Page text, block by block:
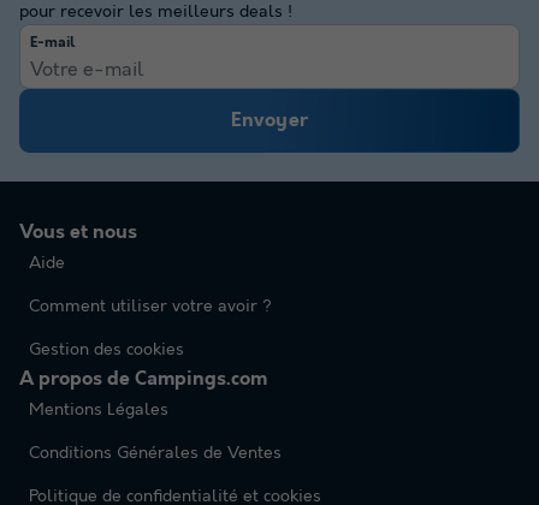
pour recevoir les meilleurs deals !
E-mail
Envoyer
Vous et nous
Aide
Comment utiliser votre avoir ?
Gestion des cookies
A propos de Campings.com
Mentions Légales
Conditions Générales de Ventes
Politique de confidentialité et cookies